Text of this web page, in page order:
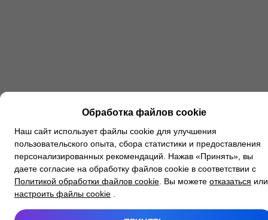
Обработка файлов cookie
Наш сайт использует файлы cookie для улучшения
пользовательского опыта, сбора статистики и предоставления
персонализированных рекомендаций. Нажав «Принять», вы
даете согласие на обработку файлов cookie в соответствии с
Политикой обработки файлов cookie . Вы можете отказаться или
настроить файлы cookie